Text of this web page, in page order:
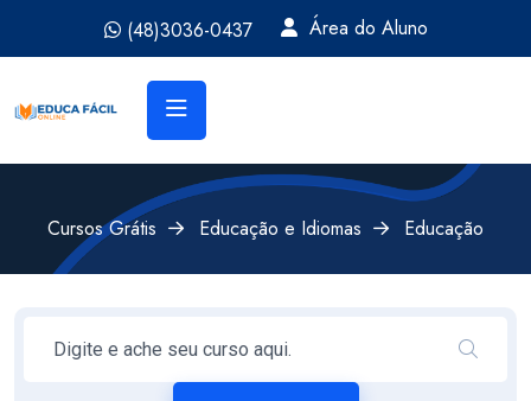
(48)3036-0437 Área do Aluno
Cursos Grátis Educação e Idiomas Educação